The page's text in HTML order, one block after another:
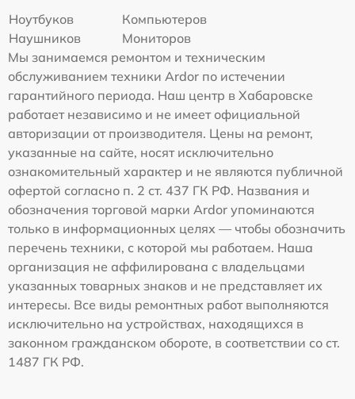
Ноутбуков
Компьютеров
Наушников
Мониторов
Мы занимаемся ремонтом и техническим
обслуживанием техники Ardor по истечении
гарантийного периода. Наш центр в Хабаровске
работает независимо и не имеет официальной
авторизации от производителя. Цены на ремонт,
указанные на сайте, носят исключительно
ознакомительный характер и не являются публичной
офертой согласно п. 2 ст. 437 ГК РФ. Названия и
обозначения торговой марки Ardor упоминаются
только в информационных целях — чтобы обозначить
перечень техники, с которой мы работаем. Наша
организация не аффилирована с владельцами
указанных товарных знаков и не представляет их
интересы. Все виды ремонтных работ выполняются
исключительно на устройствах, находящихся в
законном гражданском обороте, в соответствии со ст.
1487 ГК РФ.